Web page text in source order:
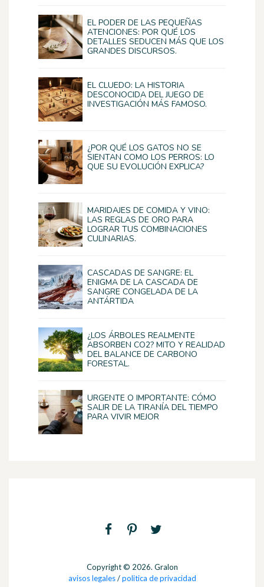
EL PODER DE LAS PEQUEÑAS
ATENCIONES: POR QUÉ LOS
DETALLES SEDUCEN MÁS QUE LOS
GRANDES DISCURSOS.
EL CLUEDO: LA HISTORIA
DESCONOCIDA DEL JUEGO DE
INVESTIGACIÓN MÁS FAMOSO.
¿POR QUÉ LOS GATOS NO SE
SIENTAN COMO LOS PERROS: LO
QUE SU EVOLUCIÓN EXPLICA?
MARIDAJES DE COMIDA Y VINO:
LAS REGLAS DE ORO PARA
LOGRAR TUS COMBINACIONES
CULINARIAS.
CASCADAS DE SANGRE: EL
ENIGMA DE LA CASCADA DE
SANGRE CONGELADA DE LA
ANTÁRTIDA
¿LOS ÁRBOLES REALMENTE
ABSORBEN CO2? MITO Y REALIDAD
DEL BALANCE DE CARBONO
FORESTAL.
URGENTE O IMPORTANTE: CÓMO
SALIR DE LA TIRANÍA DEL TIEMPO
PARA VIVIR MEJOR
Copyright © 2026. Gralon
avisos legales/politica de privacidad